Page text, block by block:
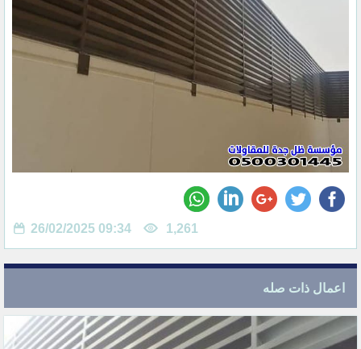
26/02/2025 09:34 1,261
اعمال ذات صله